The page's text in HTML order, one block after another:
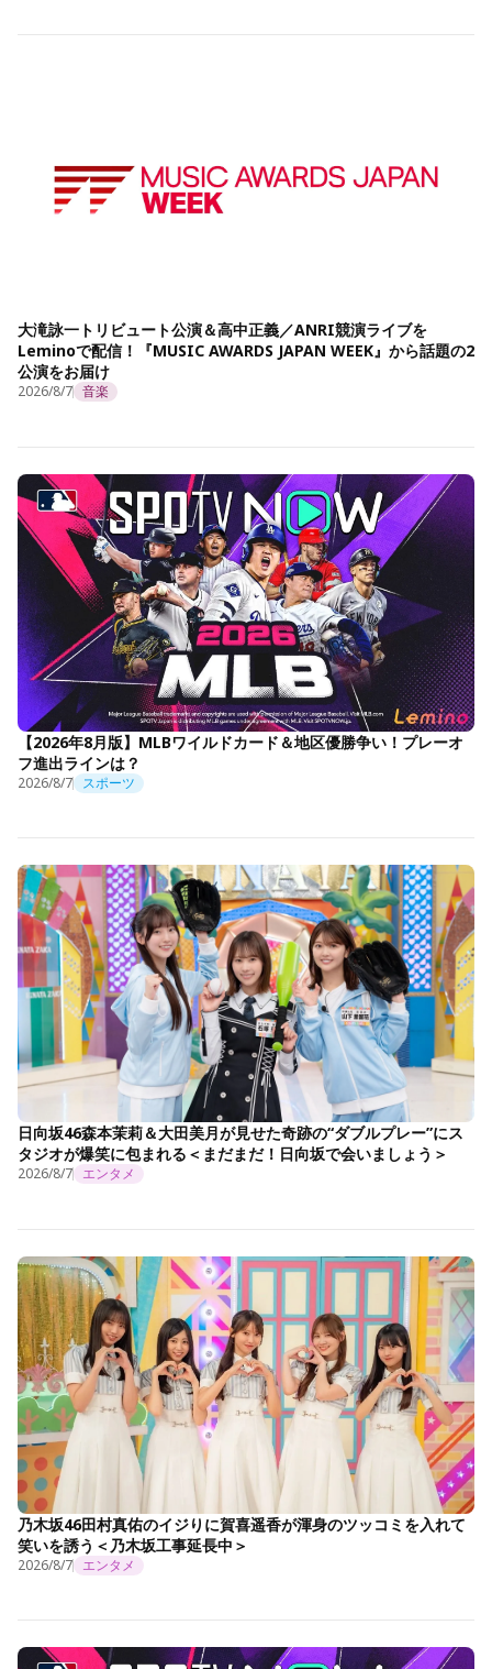
大滝詠一トリビュート公演＆高中正義／ANRI競演ライブを
Leminoで配信！『MUSIC AWARDS JAPAN WEEK』から話題の2
公演をお届け
2026/8/7 音楽
【2026年8月版】MLBワイルドカード＆地区優勝争い！プレーオ
フ進出ラインは？
2026/8/7 スポーツ
日向坂46森本茉莉＆大田美月が見せた奇跡の“ダブルプレー”にス
タジオが爆笑に包まれる＜まだまだ！日向坂で会いましょう＞
2026/8/7 エンタメ
乃木坂46田村真佑のイジりに賀喜遥香が渾身のツッコミを入れて
笑いを誘う＜乃木坂工事延長中＞
2026/8/7 エンタメ